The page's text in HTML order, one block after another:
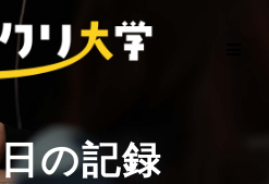
Skip
to
content
の記録